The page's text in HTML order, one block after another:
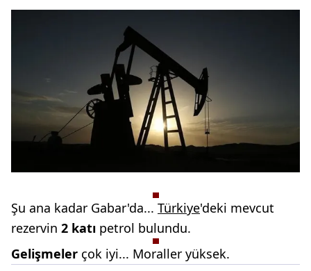
Şu ana kadar Gabar'da... Türkiye'deki mevcut
rezervin 2 katı petrol bulundu.
Gelişmeler çok iyi... Moraller yüksek.